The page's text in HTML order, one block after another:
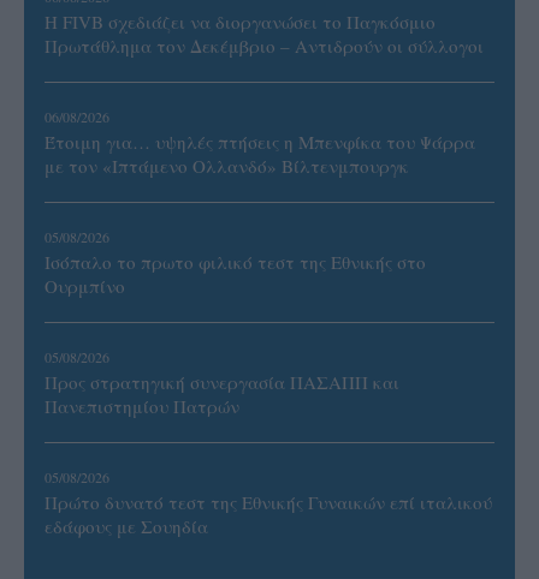
Η FIVB σχεδιάζει να διοργανώσει το Παγκόσμιο
Πρωτάθλημα τον Δεκέμβριο – Αντιδρούν οι σύλλογοι
06/08/2026
Έτοιμη για… υψηλές πτήσεις η Μπενφίκα του Ψάρρα
με τον «Ιπτάμενο Ολλανδό» Βίλτενμπουργκ
05/08/2026
Ισόπαλο το πρωτο φιλικό τεστ της Εθνικής στο
Ουρμπίνο
05/08/2026
Προς στρατηγική συνεργασία ΠΑΣΑΠΠ και
Πανεπιστημίου Πατρών
05/08/2026
Πρώτο δυνατό τεστ της Εθνικής Γυναικών επί ιταλικού
εδάφους με Σουηδία